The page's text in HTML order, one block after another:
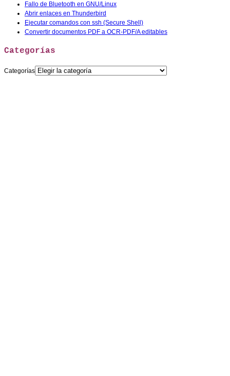
Fallo de Bluetooth en GNU/Linux
Abrir enlaces en Thunderbird
Ejecutar comandos con ssh (Secure Shell)
Convertir documentos PDF a OCR-PDF/A editables
Categorías
Categorías